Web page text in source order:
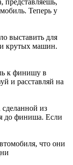
Теперь у
выставить для
крутых машин.
к финишу в
и расставляй на
из
до финиша. Если
что они